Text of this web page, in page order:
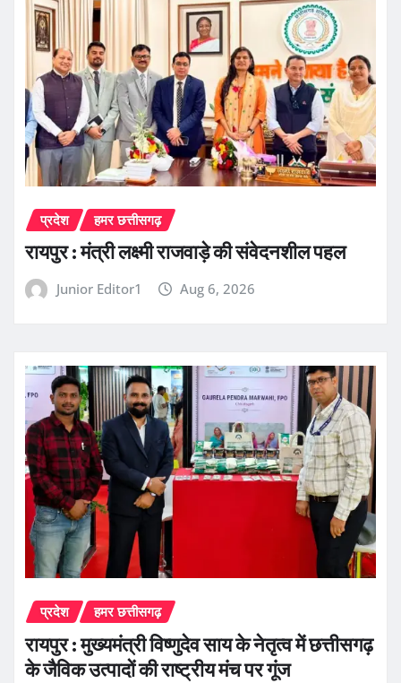
प्रदेश हमर छत्तीसगढ़
रायपुर : मंत्री लक्ष्मी राजवाड़े की संवेदनशील पहल
Junior Editor1 Aug 6, 2026
प्रदेश हमर छत्तीसगढ़
रायपुर : मुख्यमंत्री विष्णुदेव साय के नेतृत्व में छत्तीसगढ़
के जैविक उत्पादों की राष्ट्रीय मंच पर गूंज